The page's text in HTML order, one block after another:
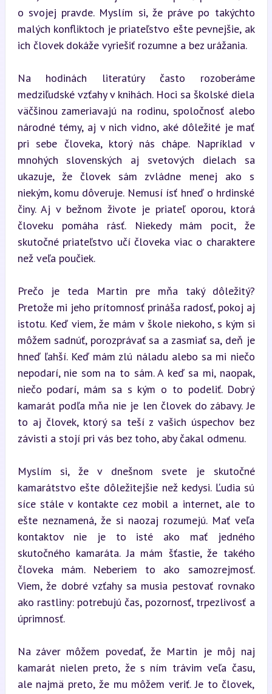
o svojej pravde. Myslím si, že práve po takýchto
malých konfliktoch je priateľstvo ešte pevnejšie, ak
ich človek dokáže vyriešiť rozumne a bez urážania.
Na hodinách literatúry často rozoberáme
medziľudské vzťahy v knihách. Hoci sa školské diela
väčšinou zameriavajú na rodinu, spoločnosť alebo
národné témy, aj v nich vidno, aké dôležité je mať
pri sebe človeka, ktorý nás chápe. Napríklad v
mnohých slovenských aj svetových dielach sa
ukazuje, že človek sám zvládne menej ako s
niekým, komu dôveruje. Nemusí ísť hneď o hrdinské
činy. Aj v bežnom živote je priateľ oporou, ktorá
človeku pomáha rásť. Niekedy mám pocit, že
skutočné priateľstvo učí človeka viac o charaktere
než veľa poučiek.
Prečo je teda Martin pre mňa taký dôležitý?
Pretože mi jeho prítomnosť prináša radosť, pokoj aj
istotu. Keď viem, že mám v škole niekoho, s kým si
môžem sadnúť, porozprávať sa a zasmiať sa, deň je
hneď ľahší. Keď mám zlú náladu alebo sa mi niečo
nepodarí, nie som na to sám. A keď sa mi, naopak,
niečo podarí, mám sa s kým o to podeliť. Dobrý
kamarát podľa mňa nie je len človek do zábavy. Je
to aj človek, ktorý sa teší z vašich úspechov bez
závisti a stojí pri vás bez toho, aby čakal odmenu.
Myslím si, že v dnešnom svete je skutočné
kamarátstvo ešte dôležitejšie než kedysi. Ľudia sú
síce stále v kontakte cez mobil a internet, ale to
ešte neznamená, že si naozaj rozumejú. Mať veľa
kontaktov nie je to isté ako mať jedného
skutočného kamaráta. Ja mám šťastie, že takého
človeka mám. Neberiem to ako samozrejmosť.
Viem, že dobré vzťahy sa musia pestovať rovnako
ako rastliny: potrebujú čas, pozornosť, trpezlivosť a
úprimnosť.
Na záver môžem povedať, že Martin je môj naj
kamarát nielen preto, že s ním trávim veľa času,
ale najmä preto, že mu môžem veriť. Je to človek,